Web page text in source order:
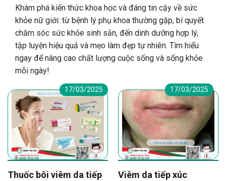
Khám phá kiến thức khoa học và đáng tin cậy về sức
khỏe nữ giới: từ bệnh lý phụ khoa thường gặp, bí quyết
chăm sóc sức khỏe sinh sản, đến dinh dưỡng hợp lý,
tập luyện hiệu quả và mẹo làm đẹp tự nhiên. Tìm hiểu
ngay để nâng cao chất lượng cuộc sống và sống khỏe
mỗi ngày!
17/03/2025
Thuốc bôi viêm da tiếp
17/03/2025
Viêm da tiếp xúc